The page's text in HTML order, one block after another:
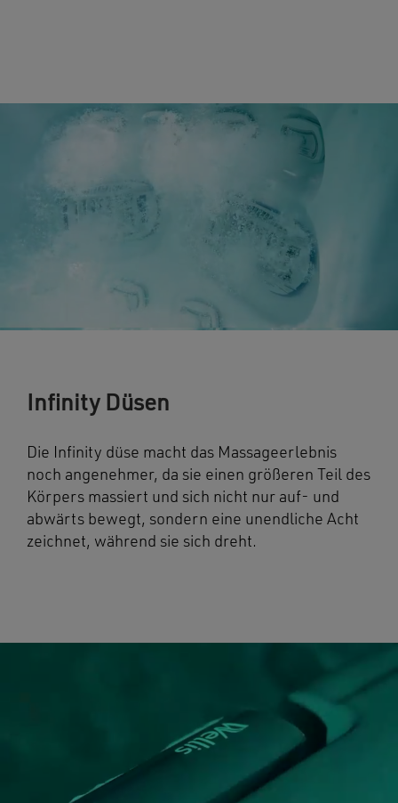
Infinity Düsen
Die Infinity düse macht das Massageerlebnis
noch angenehmer, da sie einen größeren Teil des
Körpers massiert und sich nicht nur auf- und
abwärts bewegt, sondern eine unendliche Acht
zeichnet, während sie sich dreht.